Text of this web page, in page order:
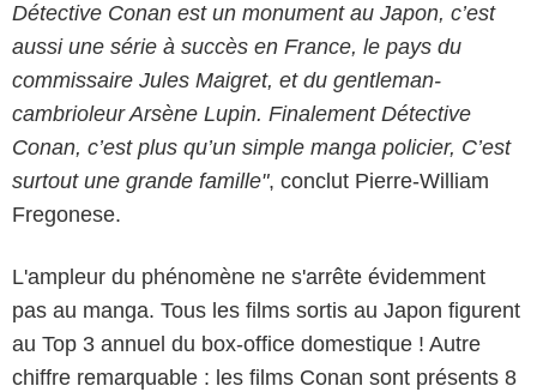
Détective Conan est un monument au Japon, c’est
aussi une série à succès en France, le pays du
commissaire Jules Maigret, et du gentleman-
cambrioleur Arsène Lupin. Finalement Détective
Conan, c’est plus qu’un simple manga policier, C’est
surtout une grande famille", conclut Pierre-William
Fregonese.
L'ampleur du phénomène ne s'arrête évidemment
pas au manga. Tous les films sortis au Japon figurent
au Top 3 annuel du box-office domestique ! Autre
chiffre remarquable : les films Conan sont présents 8